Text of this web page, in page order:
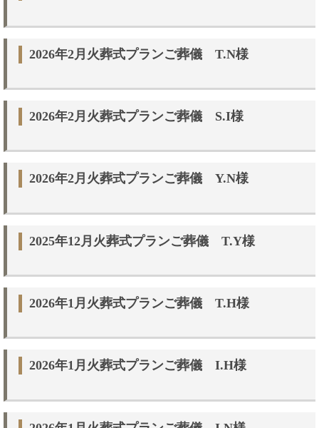
2026年2月火葬式プランご葬儀 T.N様
2026年2月火葬式プランご葬儀 S.I様
2026年2月火葬式プランご葬儀 Y.N様
2025年12月火葬式プランご葬儀 T.Y様
2026年1月火葬式プランご葬儀 T.H様
2026年1月火葬式プランご葬儀 I.H様